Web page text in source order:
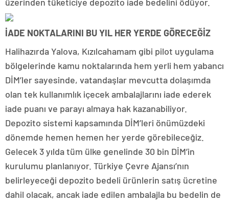
İADE NOKTALARINI BU YIL HER YERDE GÖRECEĞİZ
Halihazırda Yalova, Kızılcahamam gibi pilot uygulama
bölgelerinde kamu noktalarında hem yerli hem yabancı
DİM’ler sayesinde, vatandaşlar mevcutta dolaşımda
olan tek kullanımlık içecek ambalajlarını iade ederek
iade puanı ve parayı almaya hak kazanabiliyor.
Depozito sistemi kapsamında DİM’leri önümüzdeki
dönemde hemen hemen her yerde görebileceğiz.
Gelecek 3 yılda tüm ülke genelinde 30 bin DİM’in
kurulumu planlanıyor. Türkiye Çevre Ajansı’nın
belirleyeceği depozito bedeli ürünlerin satış ücretine
dahil olacak, ancak iade edilen ambalajla bu bedelin de